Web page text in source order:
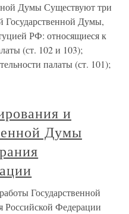
Думы Существуют три
Думы,
РФ: относящиеся к
(ст. 102 и 103);
палаты (ст. 101);
и
Думы
Государственной
Федерации